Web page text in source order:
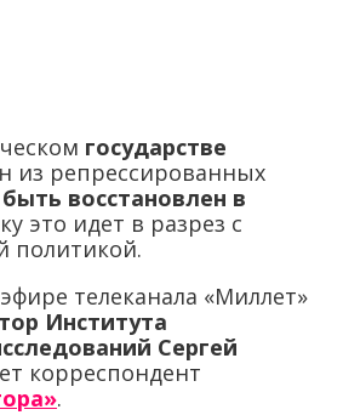
государстве
из репрессированных
восстановлен в
это идет в разрез с
политикой.
телеканала «Миллет»
Института
Сергей
корреспондент
.